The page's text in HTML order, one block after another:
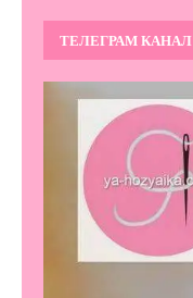
ТЕЛЕГРАМ КАНАЛ